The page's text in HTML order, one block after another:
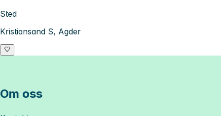
Sted
Kristiansand S, Agder
Om oss